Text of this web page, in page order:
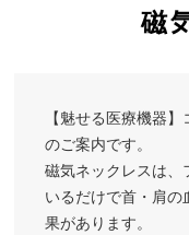
磁
【魅せる医療機器
のご案内です。
磁気ネックレスは、
いるだけで首・肩
果があります。